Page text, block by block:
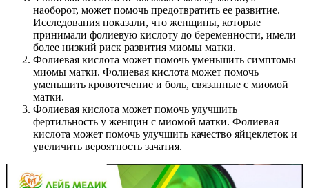
наоборот, может помочь предотвратить ее развитие.
Исследования показали, что женщины, которые
принимали фолиевую кислоту до беременности, имели
более низкий риск развития миомы матки.
Фолиевая кислота может помочь уменьшить симптомы
миомы матки. Фолиевая кислота может помочь
уменьшить кровотечение и боль, связанные с миомой
матки.
Фолиевая кислота может помочь улучшить
фертильность у женщин с миомой матки. Фолиевая
кислота может помочь улучшить качество яйцеклеток и
увеличить вероятность зачатия.